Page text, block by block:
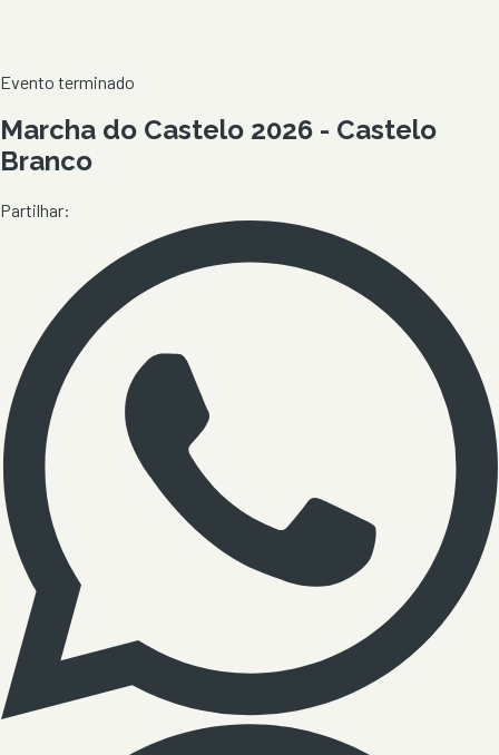
Evento terminado
Marcha do Castelo 2026 - Castelo
Branco
Partilhar: